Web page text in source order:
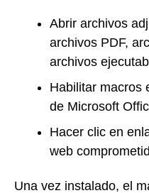
Abrir archivos
archivos PDF,
archivos
Habilitar macros
de Microsoft
Hacer clic en
web
Una vez instalado, el